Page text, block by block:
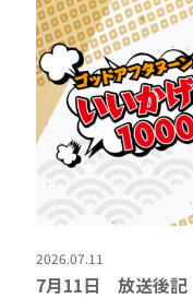
2026.07.11
7月11日 放送後記